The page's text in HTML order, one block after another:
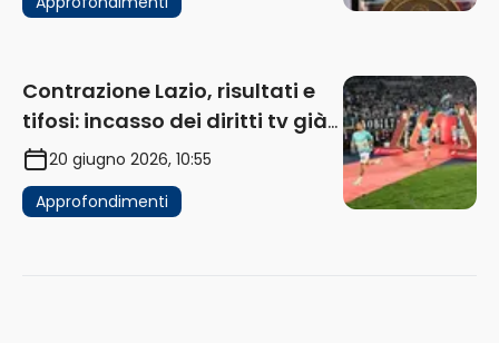
Contrazione Lazio, risultati e
tifosi: incasso dei diritti tv già
in flessione
20 giugno 2026, 10:55
Approfondimenti